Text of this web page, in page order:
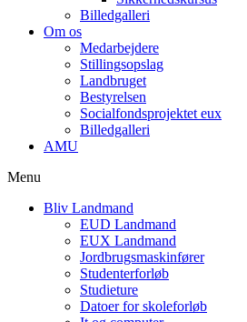
Billedgalleri
Om os
Medarbejdere
Stillingsopslag
Landbruget
Bestyrelsen
Socialfondsprojektet eux
Billedgalleri
AMU
Menu
Bliv Landmand
EUD Landmand
EUX Landmand
Jordbrugsmaskinfører
Studenterforløb
Studieture
Datoer for skoleforløb